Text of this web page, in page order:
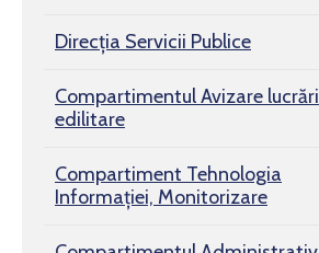
Direcția Servicii Publice
Compartimentul Avizare lucrări
edilitare
Compartiment Tehnologia
Informației, Monitorizare